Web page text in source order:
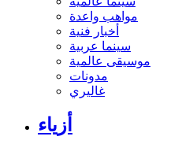
مواهب واعدة
أخبار فنية
سينما عربية
موسيقى عالمية
مدونات
غاليري
أزياء